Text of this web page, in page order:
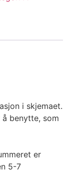
i skjemaet.
benytte, som
er
5-7